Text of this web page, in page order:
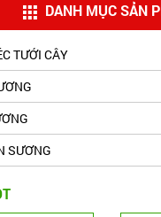
DANH MỤC SẢN
TƯỚI CÂY
SƯƠNG